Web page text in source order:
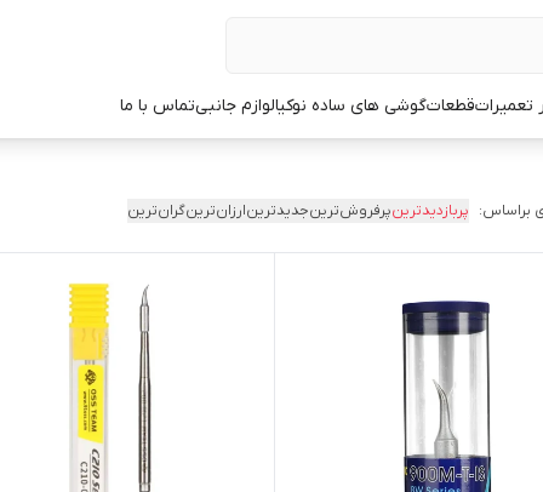
تعمیراتقطعاتگوشی های ساده نوکیالوازم جانبیتماس با ما
براساس: پربازدیدترینپرفروش‌ترینجدیدترینارزان‌ترینگران‌ترین